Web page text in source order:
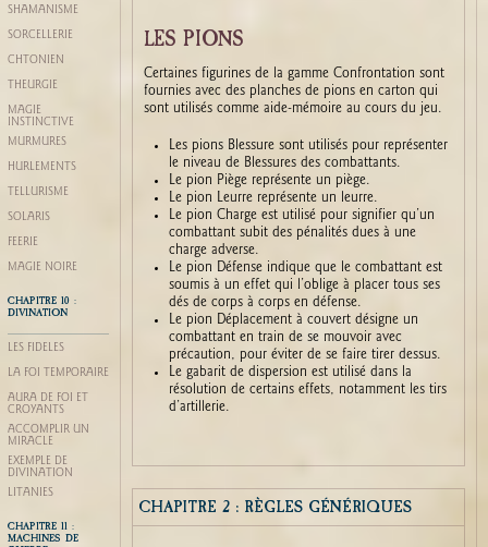
SHAMANISME
SORCELLERIE
CHTONIEN
THÉURGIE
MAGIE
INSTINCTIVE
MURMURES
HURLEMENTS
TELLURISME
SOLARIS
FÉERIE
MAGIE NOIRE
CHAPITRE 10 :
DIVINATION
LES FIDÈLES
LA FOI TEMPORAIRE
AURA DE FOI ET
CROYANTS
ACCOMPLIR UN
MIRACLE
EXEMPLE DE
DIVINATION
LITANIES
CHAPITRE 11 :
MACHINES DE
LES PIONS
Certaines figurines de la gamme Confrontation sont
fournies avec des planches de pions en carton qui
sont utilisés comme aide-mémoire au cours du jeu.
Les pions Blessure sont utilisés pour représenter
le niveau de Blessures des combattants.
Le pion Piège représente un piège.
Le pion Leurre représente un leurre.
Le pion Charge est utilisé pour signifier qu’un
combattant subit des pénalités dues à une
charge adverse.
Le pion Défense indique que le combattant est
soumis à un effet qui l’oblige à placer tous ses
dés de corps à corps en défense.
Le pion Déplacement à couvert désigne un
combattant en train de se mouvoir avec
précaution, pour éviter de se faire tirer dessus.
Le gabarit de dispersion est utilisé dans la
résolution de certains effets, notamment les tirs
d’artillerie.
CHAPITRE 2 : RÈGLES GÉNÉRIQUES